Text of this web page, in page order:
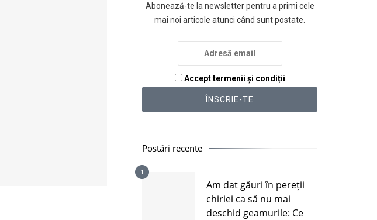
Abonează-te la newsletter pentru a primi cele
mai noi articole atunci când sunt postate.
Accept termenii și condiții
Postări recente
1
Am dat găuri în pereții
chiriei ca să nu mai
deschid geamurile: Ce